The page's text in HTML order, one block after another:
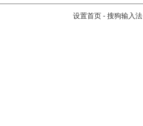
设置首页 - 搜狗输入法